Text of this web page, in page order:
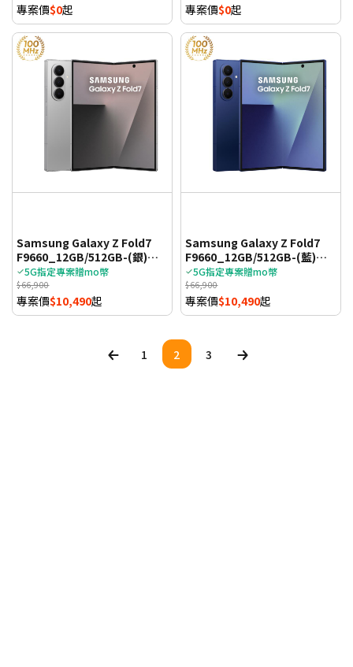
專案價$0起 專案價$0起
Samsung Galaxy Z Fold7
F9660_12GB/512GB-(銀)
(5G)
5G指定專案贈mo幣
$66,900
專案價$10,490起
Samsung Galaxy Z Fold7
F9660_12GB/512GB-(藍)
(5G)
5G指定專案贈mo幣
$66,900
專案價$10,490起
1 2 3